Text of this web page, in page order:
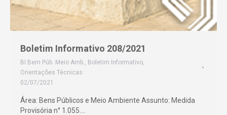
Boletim Informativo 208/2021
BI Bem Púb. Meio Amb., Boletim Informativo,
Orientações Técnicas
02/07/2021
Área: Bens Públicos e Meio Ambiente Assunto: Medida
Provisória n° 1.055.…